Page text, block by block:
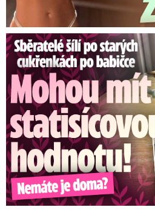
Sběratelé šílí po cukřenkách po